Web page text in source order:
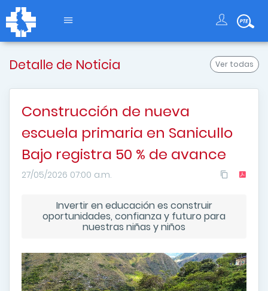
Ver todas
Detalle de Noticia
Construcción de nueva
escuela primaria en Sanicullo
Bajo registra 50 % de avance
27/05/2026 07:00 a.m.
Invertir en educación es construir
oportunidades, confianza y futuro para
nuestras niñas y niños